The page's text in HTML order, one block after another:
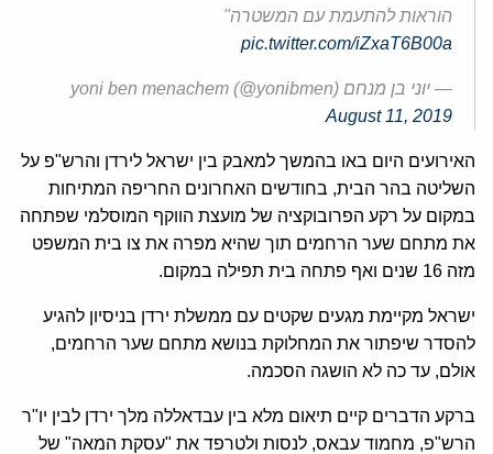
הוראות להתעמת עם המשטרה"
pic.twitter.com/iZxaT6B00a
— יוני בן מנחם yoni ben menachem (@yonibmen)
August 11, 2019
האירועים היום באו בהמשך למאבק בין ישראל לירדן והרש"פ על
השליטה בהר הבית, בחודשים האחרונים החריפה המתיחות
במקום על רקע הפרובוקציה של מועצת הווקף המוסלמי שפתחה
את מתחם שער הרחמים תוך שהיא מפרה את צו בית המשפט
מזה 16 שנים ואף פתחה בית תפילה במקום.
ישראל מקיימת מגעים שקטים עם ממשלת ירדן בניסיון להגיע
להסדר שיפתור את המחלוקת בנושא מתחם שער הרחמים,
אולם, עד כה לא הושגה הסכמה.
ברקע הדברים קיים תיאום מלא בין עבדאללה מלך ירדן לבין יו"ר
הרש"פ, מחמוד עבאס, לנסות ולטרפד את "עסקת המאה" של